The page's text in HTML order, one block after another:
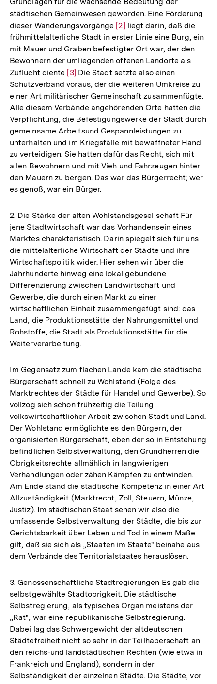
städtischen Gemeinwesen geworden. Eine Förderung
dieser Wanderungsvorgänge Zur
Auflösung
der
Fußnote
[2] liegt darin, daß die
frühmittelalterliche Stadt in erster Linie eine Burg, ein
mit Mauer und Graben befestigter Ort war, der den
Bewohnern der umliegenden offenen Landorte als
Zuflucht diente Zur
Auflösung
der
Fußnote
[3] Die Stadt setzte also einen
Schutzverband voraus, der die weiteren Umkreise zu
einer Art militärischer Gemeinschaft zusammenfügte.
Alle diesem Verbände angehörenden Orte hatten die
Verpflichtung, die Befestigungswerke der Stadt durch
gemeinsame Arbeitsund Gespannleistungen zu
unterhalten und im Kriegsfälle mit bewaffneter Hand
zu verteidigen. Sie hatten dafür das Recht, sich mit
allen Bewohnern und mit Vieh und Fahrzeugen hinter
den Mauern zu bergen. Das war das Bürgerrecht; wer
es genoß, war ein Bürger.
2. Die Stärke der alten Wohlstandsgesellschaft Für
jene Stadtwirtschaft war das Vorhandensein eines
Marktes charakteristisch. Darin spiegelt sich für uns
die mittelalterliche Wirtschaft der Städte und ihre
Wirtschaftspolitik wider. Hier sehen wir über die
Jahrhunderte hinweg eine lokal gebundene
Differenzierung zwischen Landwirtschaft und
Gewerbe, die durch einen Markt zu einer
wirtschaftlichen Einheit zusammengefügt sind: das
Land, die Produktionsstätte der Nahrungsmittel und
Rohstoffe, die Stadt als Produktionsstätte für die
Weiterverarbeitung.
Im Gegensatz zum flachen Lande kam die städtische
Bürgerschaft schnell zu Wohlstand (Folge des
Marktrechtes der Städte für Handel und Gewerbe). So
vollzog sich schon frühzeitig die Teilung
volkswirtschaftlicher Arbeit zwischen Stadt und Land.
Der Wohlstand ermöglichte es den Bürgern, der
organisierten Bürgerschaft, eben der so in Entstehung
befindlichen Selbstverwaltung, den Grundherren die
Obrigkeitsrechte allmählich in langwierigen
Verhandlungen oder zähen Kämpfen zu entwinden.
Am Ende stand die städtische Kompetenz in einer Art
Allzuständigkeit (Marktrecht, Zoll, Steuern, Münze,
Justiz). Im städtischen Staat sehen wir also die
umfassende Selbstverwaltung der Städte, die bis zur
Gerichtsbarkeit über Leben und Tod in einem Maße
gilt, daß sie sich als „Staaten im Staate" beinahe aus
dem Verbände des Territorialstaates herauslösen.
3. Genossenschaftliche Stadtregierungen Es gab die
selbstgewählte Stadtobrigkeit. Die städtische
Selbstregierung, als typisches Organ meistens der
„Rat", war eine republikanische Selbstregierung.
Dabei lag das Schwergewicht der altdeutschen
Städtefreiheit nicht so sehr in der Teilhaberschaft an
den reichs-und landstädtischen Rechten (wie etwa in
Frankreich und England), sondern in der
Selbständigkeit der einzelnen Städte. Die Städte, vor